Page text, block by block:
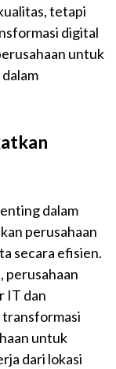
tetapi
digital
untuk
dalam
perusahaan
secara efisien.
perusahaan
IT dan
untuk
dari lokasi